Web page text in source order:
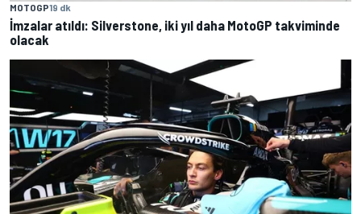
MOTOGP19 dk
İmzalar atıldı: Silverstone, iki yıl daha MotoGP takviminde
olacak